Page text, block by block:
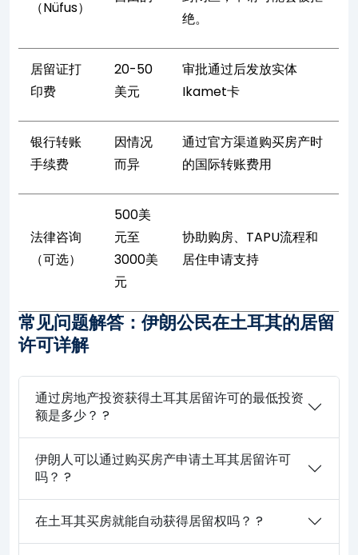
（Nüfus）
绝。
居留证打
印费
20-50
美元
审批通过后发放实体
Ikamet卡
银行转账
手续费
因情况
而异
通过官方渠道购买房产时
的国际转账费用
法律咨询
（可选）
500美
元至
3000美
元
协助购房、TAPU流程和
居住申请支持
常见问题解答：伊朗公民在土耳其的居留
许可详解
通过房地产投资获得土耳其居留许可的最低投资
额是多少？ ?
伊朗人可以通过购买房产申请土耳其居留许可
吗？ ?
在土耳其买房就能自动获得居留权吗？ ?